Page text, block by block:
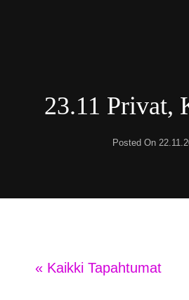
23.11 Privat,
Posted On
« Kaikki Tapahtumat